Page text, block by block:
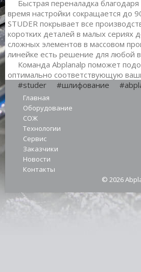
Быстрая переналадка благодаря
время настройки сокращается до
STUDER покрывает все
коротких деталей в малых сериях
сложных элементов в массовом
линейке есть решение для любой
Команда Abplanalp поможет
оптимально соответствующую
#studer
#шлифование
Главная
Оборудование
СОЖ
Технологии
Сервис
Заказчики
Новости
Контакты
© 2026